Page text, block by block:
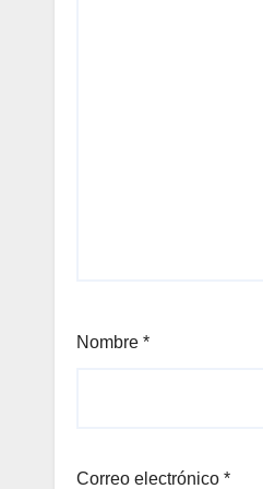
Nombre *
Correo electrónico *